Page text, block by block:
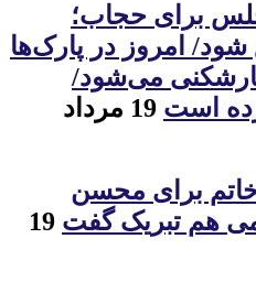
برای حجاب؛
شود/ امروز در پارک‌ها
می‌شود/
است
19 مرداد
خاتم برای محسن
هم تبریک گفت 19